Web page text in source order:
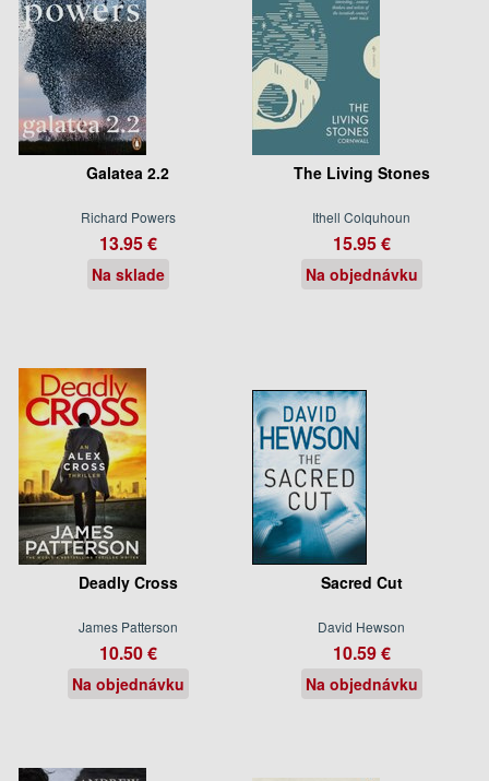
Galatea 2.2
Richard Powers
13.95 €
Na sklade
The Living Stones
Ithell Colquhoun
15.95 €
Na objednávku
Deadly Cross
James Patterson
10.50 €
Na objednávku
Sacred Cut
David Hewson
10.59 €
Na objednávku